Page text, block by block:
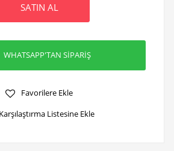
SATIN AL
WHATSAPP'TAN SİPARİŞ
Favorilere Ekle
Karşılaştırma Listesine Ekle